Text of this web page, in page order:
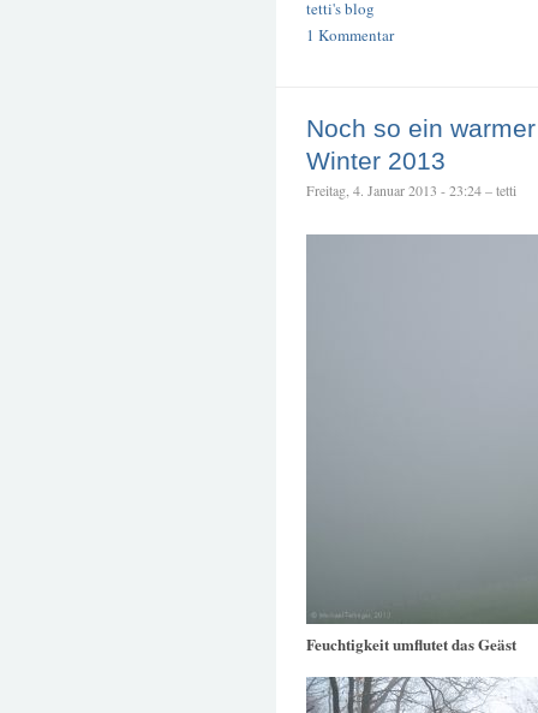
tetti's blog
1 Kommentar
Noch so ein
Winter 2013
Freitag, 4. Januar 2013 - 23:24 – tetti
Feuchtigkeit umflutet das Geäst